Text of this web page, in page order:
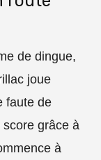
de dingue,
joue
faute de
grâce à
à